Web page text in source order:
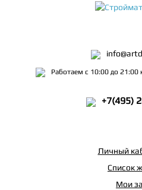
Работаем с 10:00 до
+7(495)
Личный
Список
Мои